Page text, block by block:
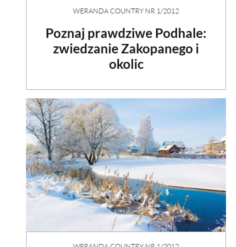
WERANDA COUNTRY NR 1/2012
Poznaj prawdziwe Podhale:
zwiedzanie Zakopanego i
okolic